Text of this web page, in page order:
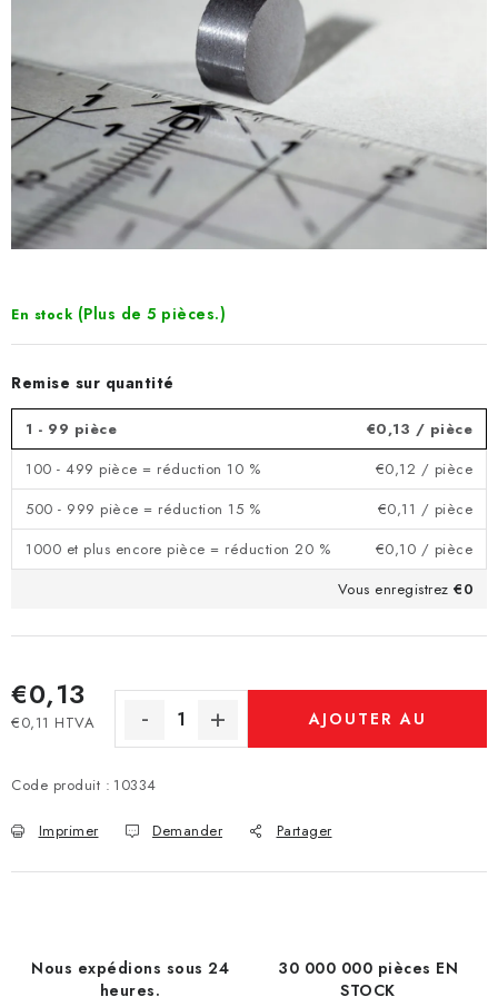
En stock (Plus de 5 pièces.)
Remise sur quantité
1 - 99 pièce €0,13 / pièce
100 - 499 pièce = réduction 10 %
€0,12 / pièce
500 - 999 pièce = réduction 15 %
€0,11 / pièce
1000 et plus encore pièce = réduction 20 %
€0,10 / pièce
Vous enregistrez €0
€0,13
€0,11 HTVA
Prix de la mesure:
AJOUTER AU
Code produit : 10334
Imprimer Demander Partager
Nous expédions sous 24
heures.
30 000 000 pièces EN
STOCK